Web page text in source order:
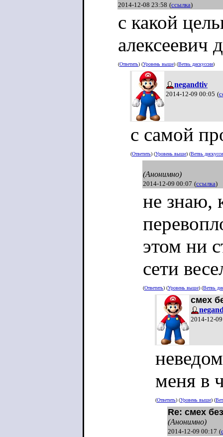
2014-12-08 23:58 (ссылка)
с какой
алексеевич
(Ответить) (Уровень выше) (Ветвь дискуссии)
negandtiv
2014-12-09 00:05 (
с самой
(Ответить) (Уровень выше) (Ветвь
(Анонимно)
2014-12-09 00:07 (ссылка)
не знаю,
этом ни
сети
(Ответить) (Уровень выше) (Ветвь
смех
2014-12-
меня в
(Ответить) (Уровень выше) (
Re: смех
(Анонимно)
2014-12-09 00:17 (